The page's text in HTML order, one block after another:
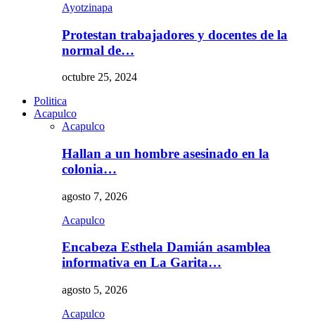
Ayotzinapa
Protestan trabajadores y docentes de la
normal de…
octubre 25, 2024
Politica
Acapulco
Acapulco
Hallan a un hombre asesinado en la
colonia…
agosto 7, 2026
Acapulco
Encabeza Esthela Damián asamblea
informativa en La Garita…
agosto 5, 2026
Acapulco